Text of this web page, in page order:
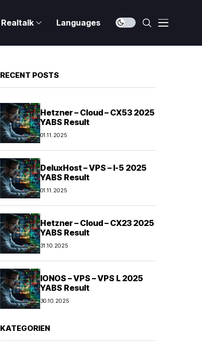
Realtalk Languages
RECENT POSTS
Hetzner – Cloud – CX53 2025
YABS Result
01.11.2025
DeluxHost – VPS – I-5 2025
YABS Result
01.11.2025
Hetzner – Cloud – CX23 2025
YABS Result
31.10.2025
IONOS – VPS – VPS L 2025
YABS Result
30.10.2025
KATEGORIEN